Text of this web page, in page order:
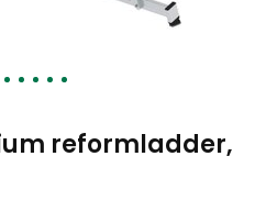
reformladder,